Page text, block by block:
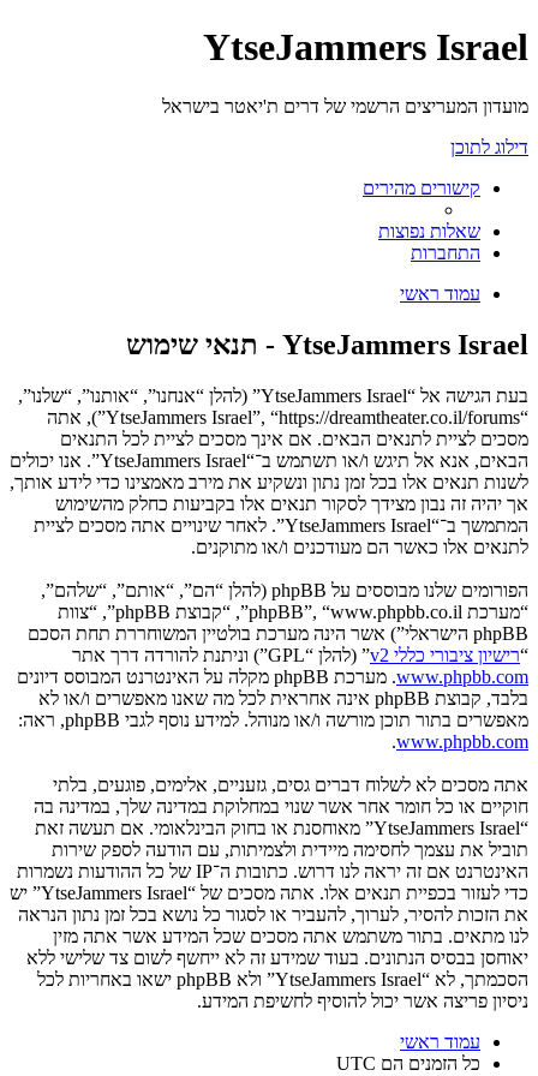
YtseJammers Israel
מועדון המעריצים הרשמי של דרים ת'יאטר בישראל
דילוג לתוכן
קישורים מהירים
שאלות נפוצות
התחברות
עמוד ראשי
YtseJammers Israel - תנאי שימוש
בעת הגישה אל “YtseJammers Israel” (להלן “אנחנו”, “אותנו”, “שלנו”,
“YtseJammers Israel”, “https://dreamtheater.co.il/forums”), אתה
מסכים לציית לתנאים הבאים. אם אינך מסכים לציית לכל התנאים
הבאים, אנא אל תיגש ו/או תשתמש ב־“YtseJammers Israel”. אנו יכולים
לשנות תנאים אלו בכל זמן נתון ונשקיע את מירב מאמצינו כדי לידע אותך,
אך יהיה זה נבון מצידך לסקור תנאים אלו בקביעות כחלק מהשימוש
המתמשך ב־“YtseJammers Israel”. לאחר שינויים אתה מסכים לציית
לתנאים אלו כאשר הם מעודכנים ו/או מתוקנים.
הפורומים שלנו מבוססים על phpBB (להלן “הם”, “אותם”, “שלהם”,
“מערכת phpBB”, “www.phpbb.co.il”, “קבוצת phpBB”, “צוות
phpBB הישראלי”) אשר הינה מערכת בולטיין המשוחררת תחת הסכם
“רישיון ציבורי כללי v2
” (להלן “GPL”) וניתנת להורדה דרך אתר
www.phpbb.com
. מערכת phpBB מקלה על האינטרנט המבוסס דיונים
בלבד, קבוצת phpBB אינה אחראית לכל מה שאנו מאפשרים ו/או לא
מאפשרים בתור תוכן מורשה ו/או מנוהל. למידע נוסף לגבי phpBB, ראה:
www.phpbb.com
.
אתה מסכים לא לשלוח דברים גסים, גזעניים, אלימים, פוגעים, בלתי
חוקיים או כל חומר אחר אשר שנוי במחלוקת במדינה שלך, במדינה בה
“YtseJammers Israel” מאוחסנת או בחוק הבינלאומי. אם תעשה זאת
תוביל את עצמך לחסימה מיידית ולצמיתות, עם הודעה לספק שירות
האינטרנט אם זה יראה לנו דרוש. כתובות ה־IP של כל ההודעות נשמרות
כדי לעזור בכפיית תנאים אלו. אתה מסכים של “YtseJammers Israel” יש
את הזכות להסיר, לערוך, להעביר או לסגור כל נושא בכל זמן נתון הנראה
לנו מתאים. בתור משתמש אתה מסכים שכל המידע אשר אתה מזין
יאוחסן בבסיס הנתונים. בעוד שמידע זה לא ייחשף לשום צד שלישי ללא
הסכמתך, לא “YtseJammers Israel” ולא phpBB ישאו באחריות לכל
ניסיון פריצה אשר יכול להוסיף לחשיפת המידע.
עמוד ראשי
כל הזמנים הם UTC